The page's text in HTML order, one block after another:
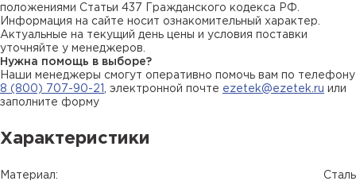
положениями Статьи 437 Гражданского кодекса РФ.
Информация на сайте носит ознакомительный характер.
Актуальные на текущий день цены и условия поставки
уточняйте у менеджеров.
Нужна помощь в выборе?
Наши менеджеры смогут оперативно помочь вам по телефону
8 (800) 707-90-21
, электронной почте ezetek@ezetek.ru или
заполните форму
Характеристики
Материал:
Сталь